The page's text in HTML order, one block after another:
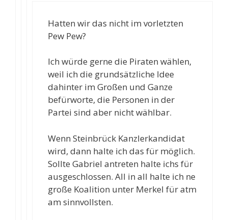
Hatten wir das nicht im vorletzten
Pew Pew?
Ich würde gerne die Piraten wählen,
weil ich die grundsätzliche Idee
dahinter im Großen und Ganze
befürworte, die Personen in der
Partei sind aber nicht wählbar.
Wenn Steinbrück Kanzlerkandidat
wird, dann halte ich das für möglich.
Sollte Gabriel antreten halte ichs für
ausgeschlossen. All in all halte ich ne
große Koalition unter Merkel für atm
am sinnvollsten.